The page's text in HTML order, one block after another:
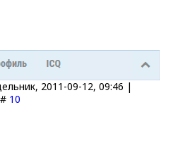
2011-09-12, 09:46 |
10